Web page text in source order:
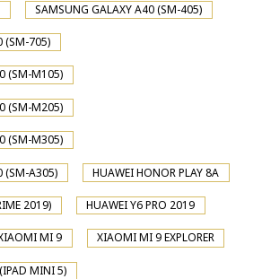
SAMSUNG GALAXY A40 (SM-405)
(SM-705)
(SM-M105)
(SM-M205)
(SM-M305)
(SM-A305) HUAWEI HONOR PLAY 8A
2019) HUAWEI Y6 PRO 2019
MI 9 XIAOMI MI 9 EXPLORER
MINI 5)